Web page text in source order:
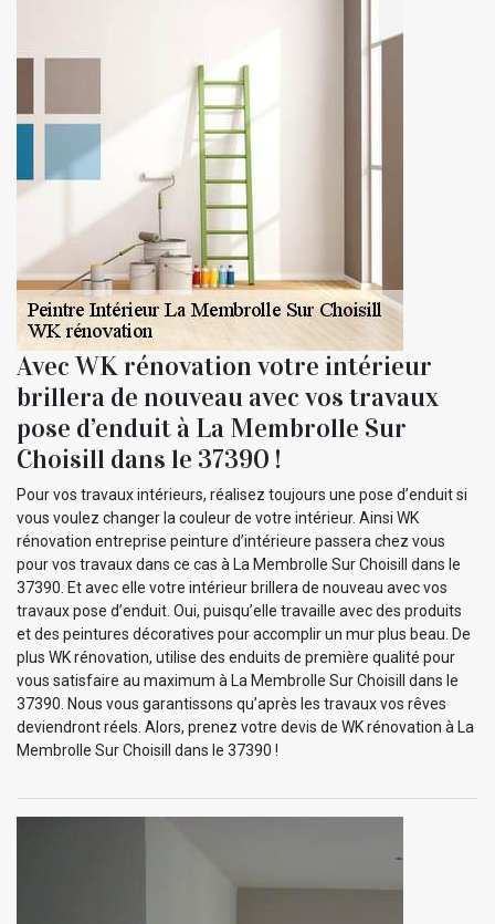
Avec WK rénovation votre intérieur
brillera de nouveau avec vos travaux
pose d’enduit à La Membrolle Sur
Choisill dans le 37390 !
Pour vos travaux intérieurs, réalisez toujours une pose d’enduit si
vous voulez changer la couleur de votre intérieur. Ainsi WK
rénovation entreprise peinture d’intérieure passera chez vous
pour vos travaux dans ce cas à La Membrolle Sur Choisill dans le
37390. Et avec elle votre intérieur brillera de nouveau avec vos
travaux pose d’enduit. Oui, puisqu’elle travaille avec des produits
et des peintures décoratives pour accomplir un mur plus beau. De
plus WK rénovation, utilise des enduits de première qualité pour
vous satisfaire au maximum à La Membrolle Sur Choisill dans le
37390. Nous vous garantissons qu’après les travaux vos rêves
deviendront réels. Alors, prenez votre devis de WK rénovation à La
Membrolle Sur Choisill dans le 37390 !